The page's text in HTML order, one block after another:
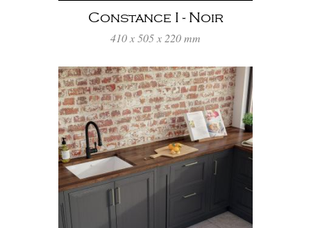
Constance I - Noir
410 x 505 x 220 mm